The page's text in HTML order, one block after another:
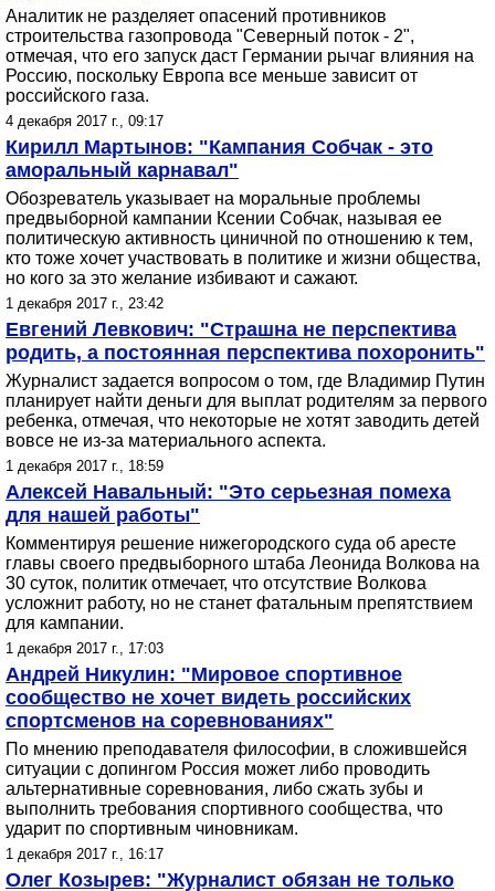
Аналитик не разделяет опасений противников
строительства газопровода "Северный поток - 2",
отмечая, что его запуск даст Германии рычаг влияния на
Россию, поскольку Европа все меньше зависит от
российского газа.
4 декабря 2017 г., 09:17
Кирилл Мартынов: "Кампания Собчак - это
аморальный карнавал"
Обозреватель указывает на моральные проблемы
предвыборной кампании Ксении Собчак, называя ее
политическую активность циничной по отношению к тем,
кто тоже хочет участвовать в политике и жизни общества,
но кого за это желание избивают и сажают.
1 декабря 2017 г., 23:42
Евгений Левкович: "Страшна не перспектива
родить, а постоянная перспектива похоронить"
Журналист задается вопросом о том, где Владимир Путин
планирует найти деньги для выплат родителям за первого
ребенка, отмечая, что некоторые не хотят заводить детей
вовсе не из-за материального аспекта.
1 декабря 2017 г., 18:59
Алексей Навальный: "Это серьезная помеха
для нашей работы"
Комментируя решение нижегородского суда об аресте
главы своего предвыборного штаба Леонида Волкова на
30 суток, политик отмечает, что отсутствие Волкова
усложнит работу, но не станет фатальным препятствием
для кампании.
1 декабря 2017 г., 17:03
Андрей Никулин: "Мировое спортивное
сообщество не хочет видеть российских
спортсменов на соревнованиях"
По мнению преподавателя философии, в сложившейся
ситуации с допингом Россия может либо проводить
альтернативные соревнования, либо сжать зубы и
выполнить требования спортивного сообщества, что
ударит по спортивным чиновникам.
1 декабря 2017 г., 16:17
Олег Козырев: "Журналист обязан не только